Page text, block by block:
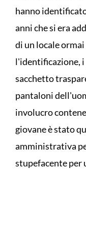
hanno
anni che si era
di un locale
l'identificazione,
sacchetto
pantaloni
involucro
giovane è stato
amministrativa
stupefacente per